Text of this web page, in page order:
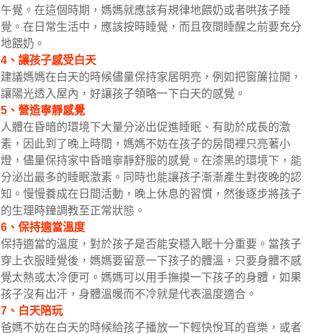
午覺。在這個時期，媽媽就應該有規律地餵奶或者哄孩子睡
覺。在日常生活中，應該按時睡覺，而且夜間睡醒之前要充分
地餵奶。
4、讓孩子感受白天
建議媽媽在白天的時候儘量保持家居明亮，例如把窗簾拉開，
讓陽光透入屋內，好讓孩子領略一下白天的感覺。
5、營造寧靜感覺
人體在昏暗的環境下大量分泌出促進睡眠、有助於成長的激
素，因此到了晚上時間，媽媽不妨在孩子的房間裡只亮著小
燈，儘量保持家中昏暗寧靜舒服的感覺。在漆黑的環境下，能
分泌出最多的睡眠激素。同時也能讓孩子漸漸產生對夜晚的認
知。慢慢養成在日間活動，晚上休息的習慣，然後逐步將孩子
的生理時鐘調教至正常狀態。
6、保持適當溫度
保持適當的溫度，對於孩子是否能安穩入眠十分重要。當孩子
穿上衣服睡覺後，媽媽要留意一下孩子的體溫，只要身體不感
覺太熱或太冷便可。媽媽可以用手撫摸一下孩子的身體，如果
孩子沒有出汗，身體溫暖而不冷就是代表溫度適合。
7、白天陪玩
爸媽不妨在白天的時候給孩子播放一下輕快悅耳的音樂，或者